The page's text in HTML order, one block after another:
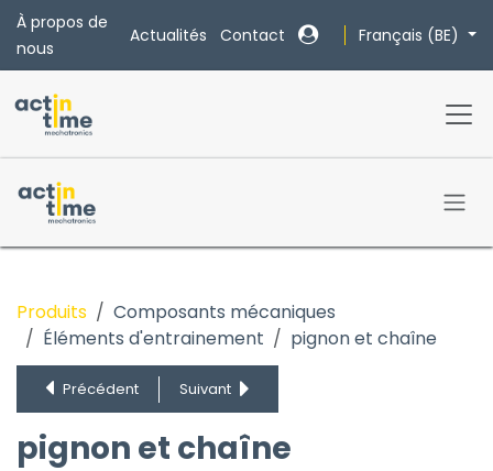
Se rendre au contenu
À propos de
nous
Actualités Contact Français (BE)
Broche à vis à billes
Vis sans fin
pignon et chaîne
Crémaillère et pignon
Produits
Composants mécaniques
Éléments d'entrainement
pignon et chaîne
Précédent Suivant
pignon et chaîne